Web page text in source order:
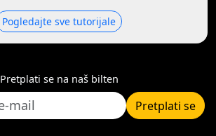
Pogledajte sve tutorijale
Pretplati se na naš bilten
Pretplati se